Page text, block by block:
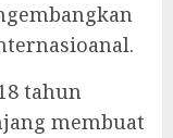
tahun
membuat